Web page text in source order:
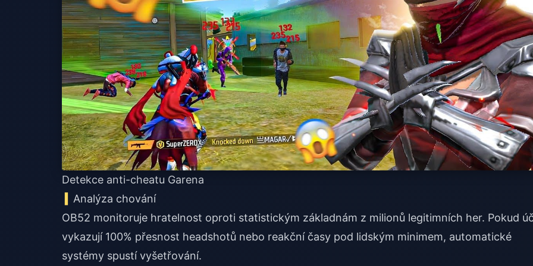
Detekce anti-cheatu Garena
Analýza chování
OB52 monitoruje hratelnost oproti statistickým základnám z milionů legitimních her. Pokud
vykazují 100% přesnost headshotů nebo reakční časy pod lidským minimem, automatické
systémy spustí vyšetřování.